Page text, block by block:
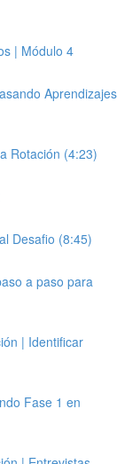
| Módulo 4
Aprendizajes
Rotación (4:23)
Desafio (8:45)
a paso para
| Identificar
Fase 1 en